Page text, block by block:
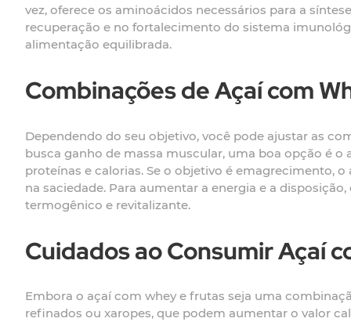
vez, oferece os aminoácidos necessários para a
recuperação e no fortalecimento do sistema
alimentação equilibrada.
Combinações de Açaí com
Dependendo do seu objetivo, você pode ajustar as
busca ganho de massa muscular, uma boa opção é
proteínas e calorias. Se o objetivo é emagrecimento,
na saciedade. Para aumentar a energia e a
termogênico e revitalizante.
Cuidados ao Consumir Açaí
Embora o açaí com whey e frutas seja uma
refinados ou xaropes, que podem aumentar o valor